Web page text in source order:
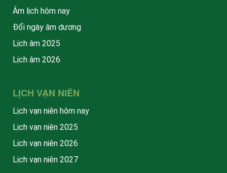
Âm lịch hôm nay
Đổi ngày âm dương
Lịch âm 2025
Lịch âm 2026
LỊCH VẠN NIÊN
Lịch vạn niên hôm nay
Lịch vạn niên 2025
Lịch vạn niên 2026
Lịch vạn niên 2027